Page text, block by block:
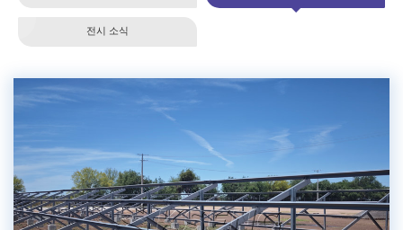
전시 소식